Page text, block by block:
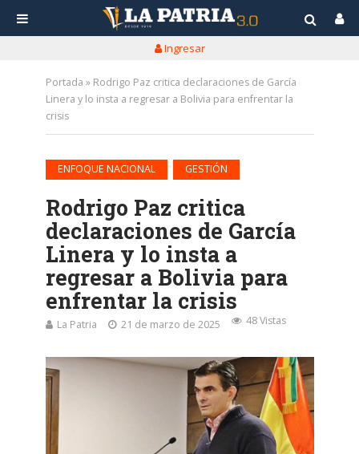
Ingresar
Portada » Rodrigo Paz critica declaraciones de García
Linera y lo insta a regresar a Bolivia para enfrentar la
crisis
ENFOQUE NACIONAL GESTIÓN
Rodrigo Paz critica
declaraciones de García
Linera y lo insta a
regresar a Bolivia para
enfrentar la crisis
La Patria 21 de marzo de 2025 48 Vistas